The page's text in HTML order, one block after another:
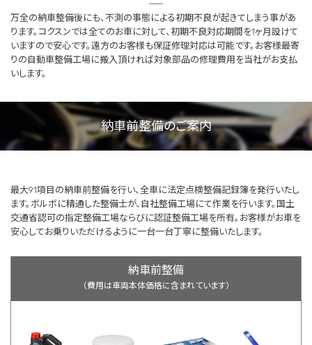
万全の納車整備後にも、不測の事態による初期不良が起きてしまう事があ
ります。コクスンでは全てのお車に対して、初期不良対応期間を1ヶ月設けて
いますので安心です。遠方のお客様も保証修理対応は可能です。お客様最寄
りの自動車整備工場に搬入頂ければ対象部品の修理費用を当社がお支払
いします。
納車前整備のご案内
最大91項目の納車前整備を行い、全車に法定点検整備記録簿を発行いたし
ます。ボルボに精通した整備士が、自社整備工場にて作業を行います。国土
交通省認可の指定整備工場ならびに認証整備工場を所有。お客様がお車を
安心してお乗りいただけるように一台一台丁寧に整備いたします。
納車前整備
（費用は車両本体価格に含まれています）